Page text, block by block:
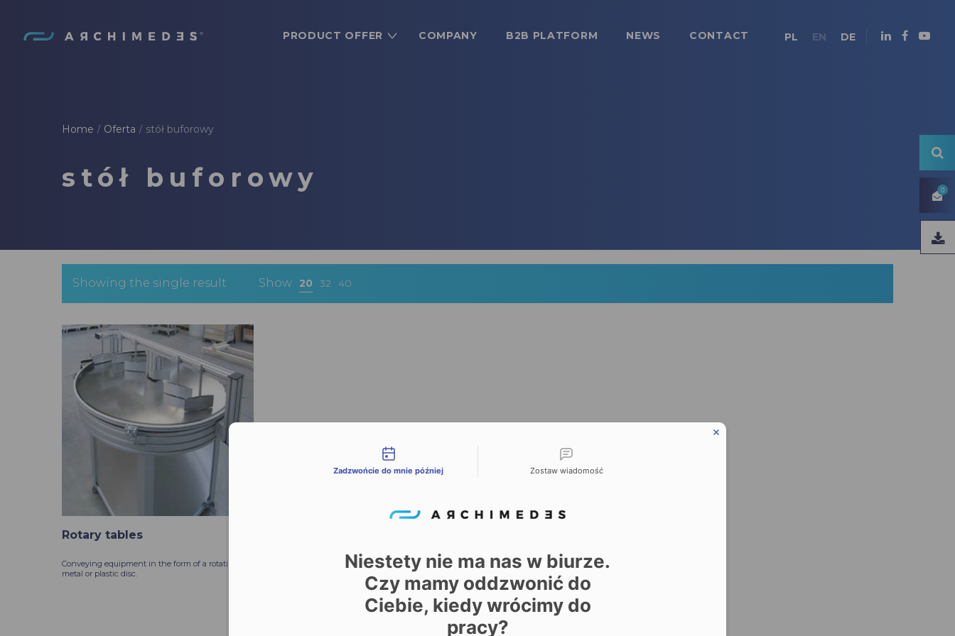
PL EN DE
0
PRODUCT OFFER COMPANY B2B PLATFORM NEWS CONTACT
Home / Oferta / stół buforowy
stół buforowy
Showing the single result Show 20 32 40
Rotary tables
Conveying equipment in the form of a rotating
metal or plastic disc.
Możliwości kontaktu
Zadzwońcie do mnie później Zostaw wiadomość
Niestety nie ma nas w biurze.
Czy mamy oddzwonić do
Ciebie, kiedy wrócimy do
pracy?